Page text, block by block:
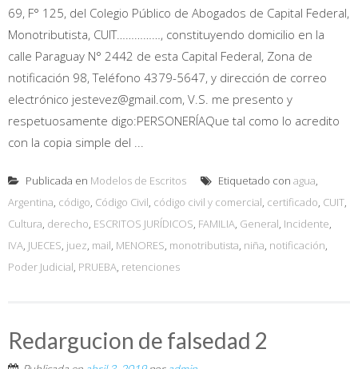
69, F° 125, del Colegio Público de Abogados de Capital Federal,
Monotributista, CUIT……………, constituyendo domicilio en la
calle Paraguay N° 2442 de esta Capital Federal, Zona de
notificación 98, Teléfono 4379-5647, y dirección de correo
electrónico jestevez@gmail.com, V.S. me presento y
respetuosamente digo:PERSONERÍAQue tal como lo acredito
con la copia simple del ...
Publicada en Modelos de Escritos Etiquetado con agua,
Argentina, código, Código Civil, código civil y comercial, certificado, CUIT,
Cultura, derecho, ESCRITOS JURÍDICOS, FAMILIA, General, Incidente,
IVA, JUECES, juez, mail, MENORES, monotributista, niña, notificación,
Poder Judicial, PRUEBA, retenciones
Redargucion de falsedad 2